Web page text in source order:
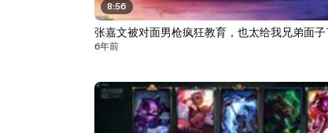
8:56
张嘉文被对面男枪疯狂教育，也太给我兄弟面子
6年前